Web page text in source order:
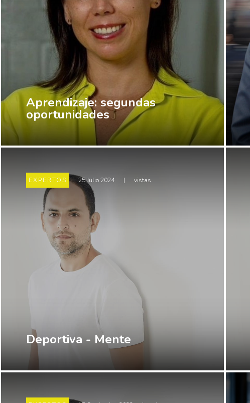
Aprendizaje: segundas
oportunidades
EXPERTOS 25 Julio 2024 | vistas
Deportiva - Mente